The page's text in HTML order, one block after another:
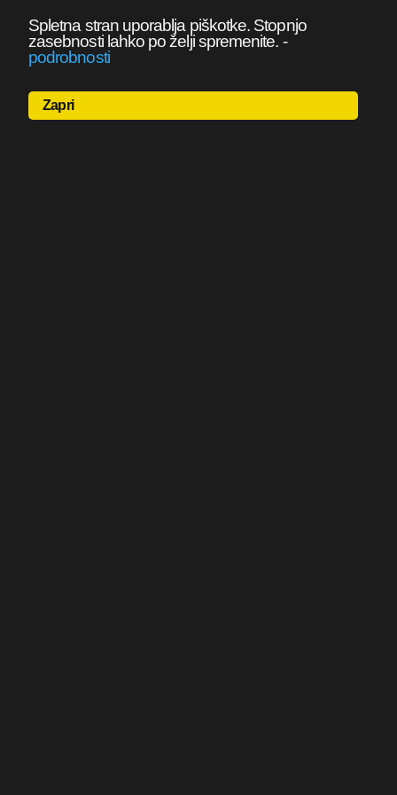
Spletna stran uporablja piškotke. Stopnjo
zasebnosti lahko po želji spremenite. -
podrobnosti
Zapri